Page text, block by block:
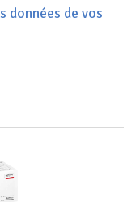
données de vos